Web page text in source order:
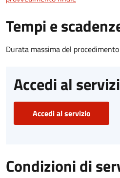
Tempi e
Durata massima del
Accedi al
Accedi al servizio
Condizioni di